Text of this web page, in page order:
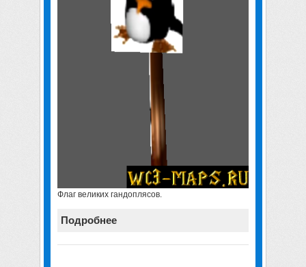
Флаг великих гандоплясов.
Подробнее